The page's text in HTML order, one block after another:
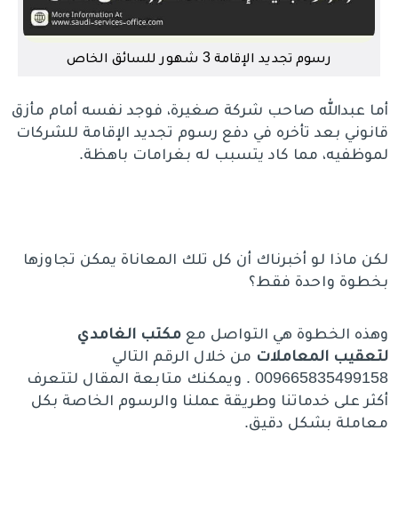
رسوم تجديد الإقامة 3 شهور للسائق الخاص
أما عبدالله صاحب شركة صغيرة، فوجد نفسه أمام مأزق
قانوني بعد تأخره في دفع رسوم تجديد الإقامة للشركات
لموظفيه، مما كاد يتسبب له بغرامات باهظة.
لكن ماذا لو أخبرناك أن كل تلك المعاناة يمكن تجاوزها
بخطوة واحدة فقط؟
وهذه الخطوة هي التواصل معمكتب الغامدي
لتعقيب المعاملات من خلال الرقم التالي
009665835499158 . ويمكنك متابعة المقال لتتعرف
أكثر على خدماتنا وطريقة عملنا والرسوم الخاصة بكل
معاملة بشكل دقيق.